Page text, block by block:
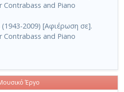
Contrabass and Piano
2009) [Αφιέρωση σε].
Contrabass and Piano
Έργο